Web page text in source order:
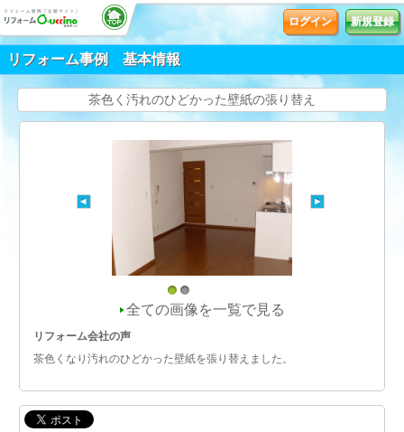
ログイン 新規登録
リフォーム事例 基本情報
茶色く汚れのひどかった壁紙の張り替え
1 2
全ての画像を一覧で見る
リフォーム会社の声
茶色くなり汚れのひどかった壁紙を張り替えました。